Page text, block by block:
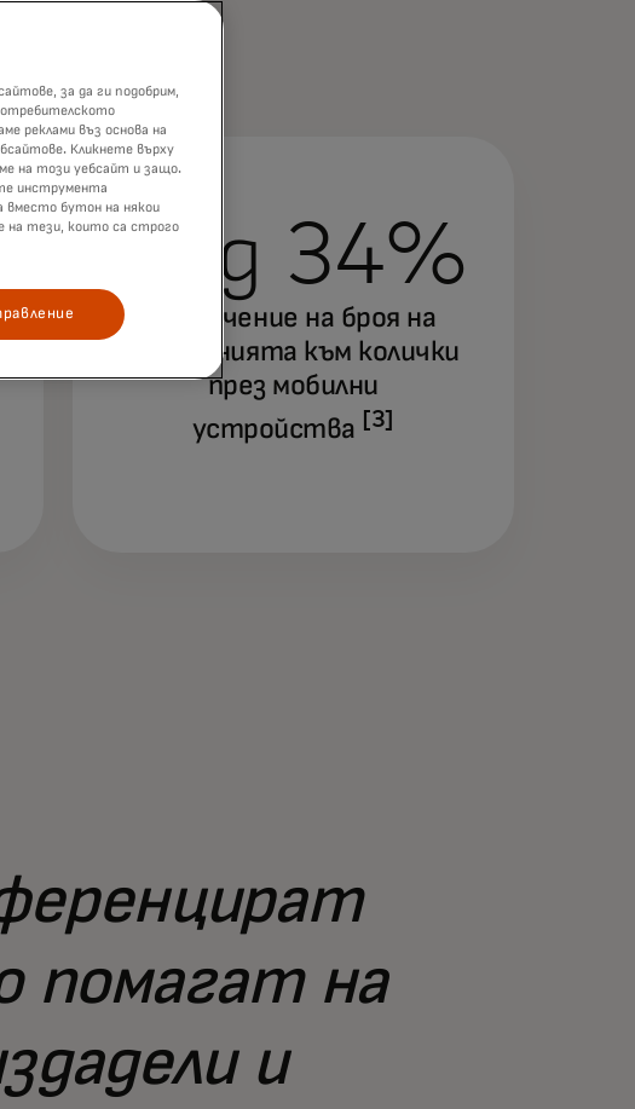
Над 34%
увеличение на броя на
добавянията към колички
през мобилни
устройства [3]
помагат на
и
за да ги подобрим,
реклами въз основа на
Кликнете върху
на този уебсайт и защо.
инструмента
вместо бутон на някои
на тези, които са строго